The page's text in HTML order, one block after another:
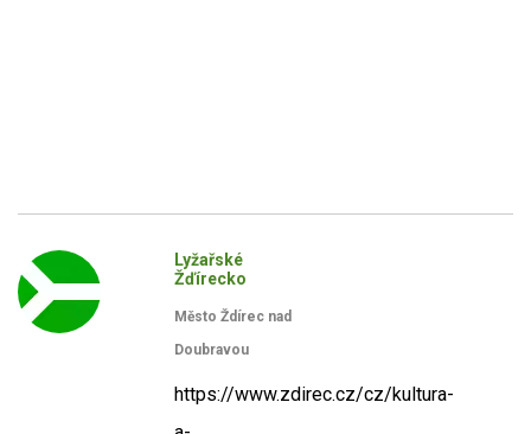
Lyžařské
Žďírecko
Město Ždírec nad
Doubravou
https://www.zdirec.cz/cz/kultura-